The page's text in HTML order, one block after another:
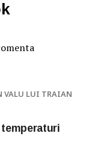
VALU LUI TRAIAN
temperaturi